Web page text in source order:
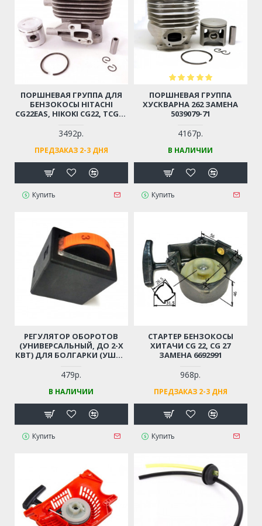
ПОРШНЕВАЯ ГРУППА ДЛЯ
БЕНЗОКОСЫ HITACHI
CG22EAS, HIKOKI CG22, TCG22
3492р.
ПРЕДЗАКАЗ 2-3 ДНЯ
Купить
ПОРШНЕВАЯ ГРУППА
ХУСКВАРНА 262 ЗАМЕНА
5039079-71
4167р.
В НАЛИЧИИ
Купить
РЕГУЛЯТОР ОБОРОТОВ
(УНИВЕРСАЛЬНЫЙ, ДО 2-Х
КВТ) ДЛЯ БОЛГАРКИ (УШМ),
ПЕРФОРАТОРА, ДРЕЛИ И ПР.
479р.
В НАЛИЧИИ
Купить
СТАРТЕР БЕНЗОКОСЫ
ХИТАЧИ CG 22, CG 27
ЗАМЕНА 6692991
968р.
ПРЕДЗАКАЗ 2-3 ДНЯ
Купить